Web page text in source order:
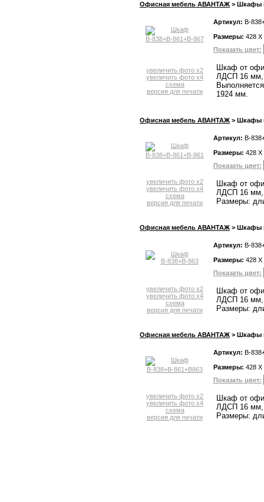
Офисная мебель АВАНТАЖ > Шкафы
Артикул: В-
Размеры: 428 X
Показать цвет:
увеличить фото x2
увеличить фото x4
схема
версия для печати
Шкаф от
ЛДСП 16 мм,
1924 мм.
Офисная мебель АВАНТАЖ > Шкафы
Артикул: В-
Размеры: 428 X
Показать цвет:
увеличить фото x2
увеличить фото x4
схема
версия для печати
Шкаф от
ЛДСП 16 мм,
Размеры:
Офисная мебель АВАНТАЖ > Шкафы
Артикул: В-
Размеры: 428 X
Показать цвет:
увеличить фото x2
увеличить фото x4
схема
версия для печати
Шкаф от
ЛДСП 16 мм,
Размеры:
Офисная мебель АВАНТАЖ > Шкафы
Артикул: В-
Размеры: 428 X
Показать цвет:
увеличить фото x2
увеличить фото x4
схема
версия для печати
Шкаф от
ЛДСП 16 мм,
Размеры: